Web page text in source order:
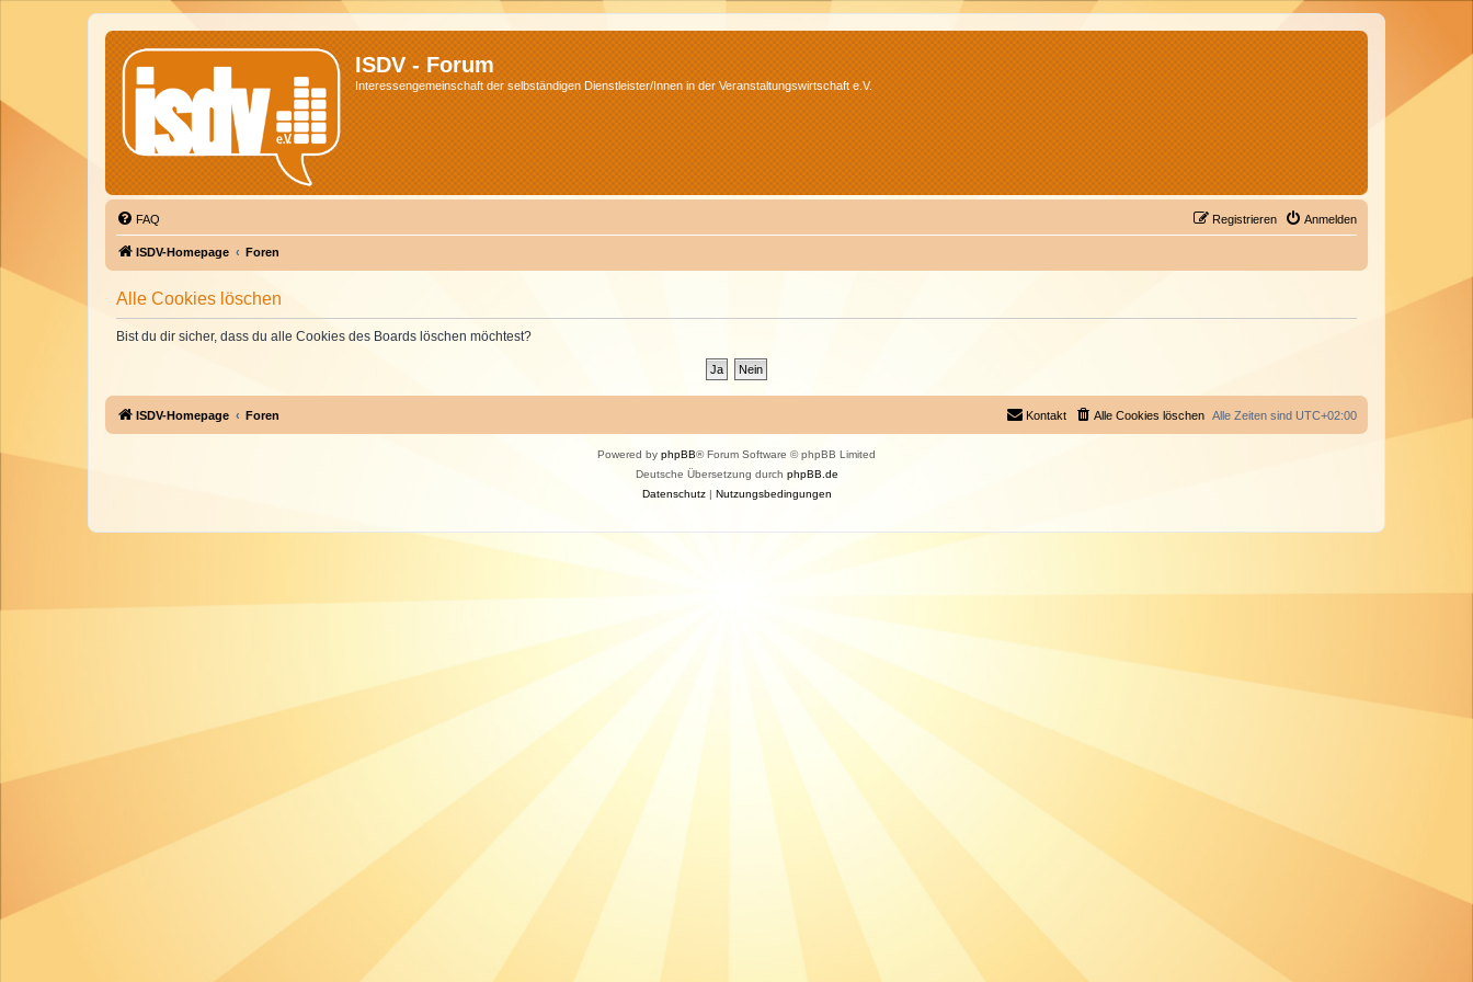
ISDV - Forum
Interessengemeinschaft der selbständigen Dienstleister/Innen in der Veranstaltungswirtschaft e.V.
FAQ Anmelden
Registrieren
ISDV-Homepage Foren
Alle Cookies löschen
Bist du dir sicher, dass du alle Cookies des Boards löschen möchtest?
ISDV-Homepage Foren Alle Zeiten sind UTC+02:00
Alle Cookies löschen
Kontakt
Powered by phpBB® Forum Software © phpBB Limited
Deutsche Übersetzung durch phpBB.de
Datenschutz| Nutzungsbedingungen